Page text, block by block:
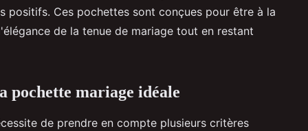
positifs. Ces pochettes sont conçues pour être à la
de la tenue de mariage tout en restant
pochette mariage idéale
de prendre en compte plusieurs critères